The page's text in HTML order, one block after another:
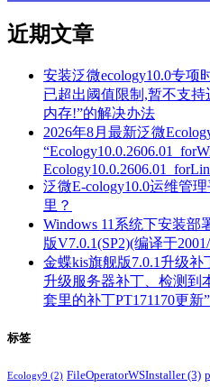
近期文章
安装泛微ecology10.0专项
已超出阈值限制,暂不支
内存!”的解决办法
2026年8月最新泛微
泛微E-cology10.0运维管
里？
Windows 11系统下安装部
版V7.0.1(SP2)(编译于
金蝶kis旗舰版7.0.1升级补
升级服务器补丁、检测到
套里的补丁PT171170更新
标签
Ecology9 (2) FileOperatorWSInstaller(3)